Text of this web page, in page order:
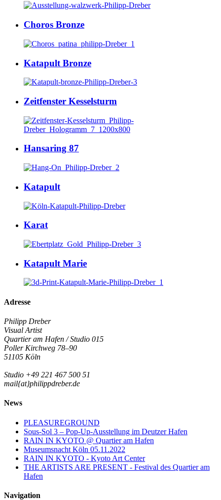
Choros Bronze
Katapult Bronze
Zeitfenster Kesselsturm
Hansaring 87
Katapult
Karat
Katapult Marie
Adresse
Philipp Dreber
Visual Artist
Quartier am Hafen / Studio 015
Poller Kirchweg 78–90
51105 Köln
Studio +49 221 467 500 51
mail{at}philippdreber.de
News
PLEASUREGROUND
Sous-Sol 3 – Pop-Up-Ausstellung im Deutzer Hafen
RAIN IN KYOTO @ Quartier am Hafen
Museumsnacht Köln 05.11.2022
RAIN IN KYOTO - Kyoto Art Center
THE ARTISTS ARE PRESENT - Festival des Quartier am
Hafen
Navigation